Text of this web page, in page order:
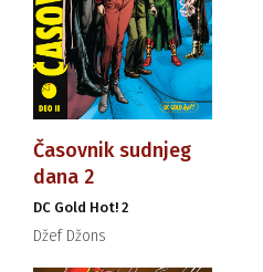
Časovnik sudnjeg
dana 2
DC Gold Hot! 2
Džef Džons